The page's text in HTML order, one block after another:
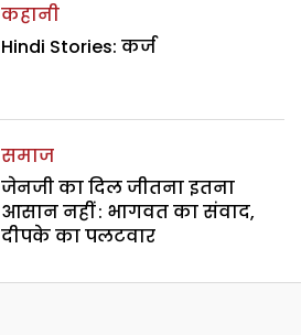
कहानी
Hindi Stories: कर्ज
समाज
जेनजी का दिल जीतना इतना
आसान नहीं : भागवत का संवाद,
दीपके का पलटवार